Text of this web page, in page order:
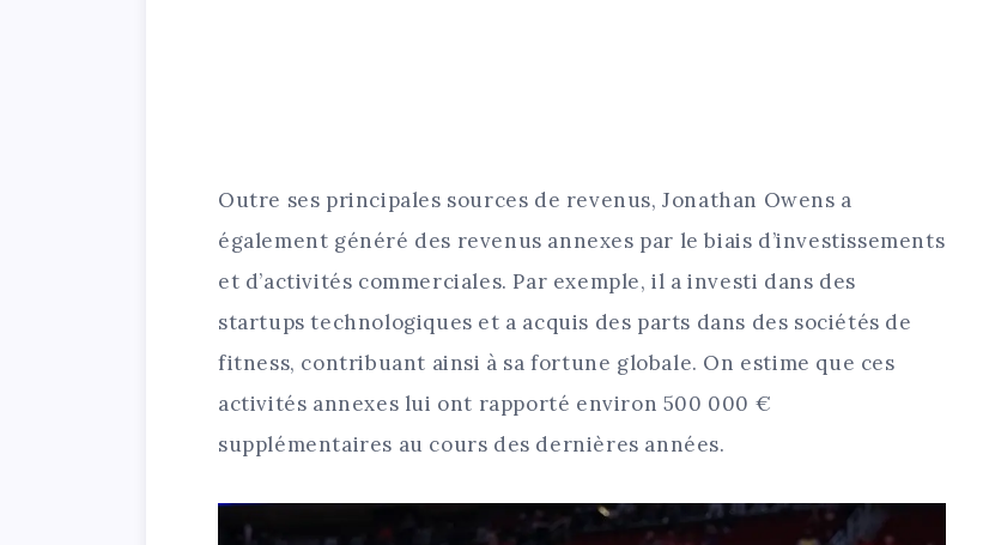
Outre ses principales sources de revenus, Jonathan Owens a
également généré des revenus annexes par le biais d’investissements
et d’activités commerciales. Par exemple, il a investi dans des
startups technologiques et a acquis des parts dans des sociétés de
fitness, contribuant ainsi à sa fortune globale. On estime que ces
activités annexes lui ont rapporté environ 500 000 €
supplémentaires au cours des dernières années.